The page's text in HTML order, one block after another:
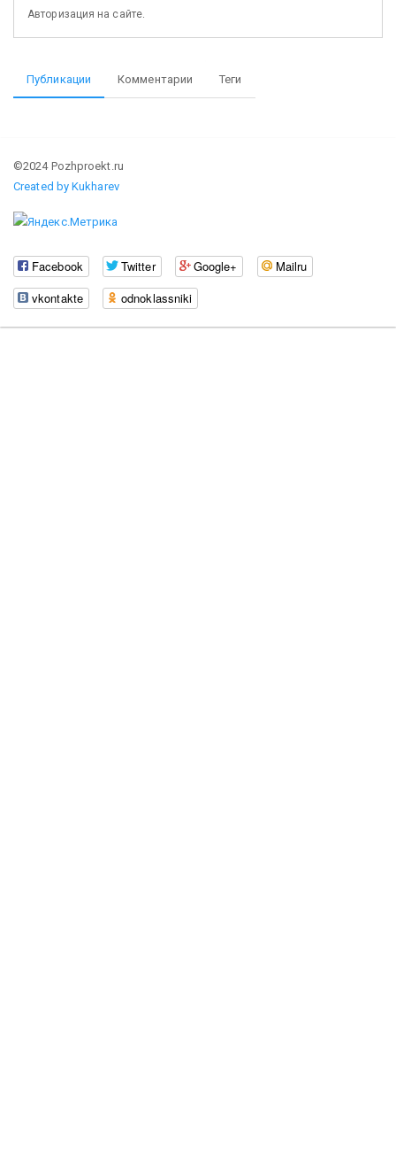
Авторизация на сайте.
Публикации Комментарии Теги
©2024 Pozhproekt.ru
Created by Kukharev
Facebook Twitter Google+
Mailru
vkontakte
odnoklassniki